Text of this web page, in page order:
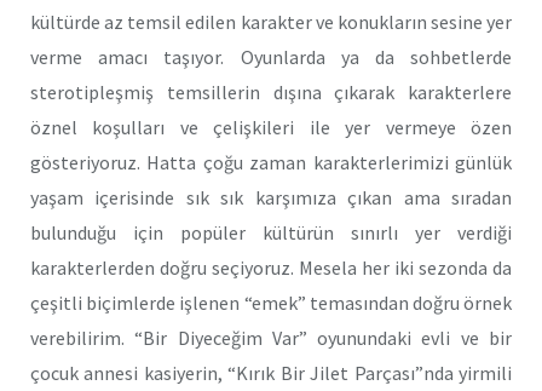
kültürde az temsil edilen karakter ve konukların sesine yer
verme amacı taşıyor. Oyunlarda ya da sohbetlerde
sterotipleşmiş temsillerin dışına çıkarak karakterlere
öznel koşulları ve çelişkileri ile yer vermeye özen
gösteriyoruz. Hatta çoğu zaman karakterlerimizi günlük
yaşam içerisinde sık sık karşımıza çıkan ama sıradan
bulunduğu için popüler kültürün sınırlı yer verdiği
karakterlerden doğru seçiyoruz. Mesela her iki sezonda da
çeşitli biçimlerde işlenen “emek” temasından doğru örnek
verebilirim. “Bir Diyeceğim Var” oyunundaki evli ve bir
çocuk annesi kasiyerin, “Kırık Bir Jilet Parçası”nda yirmili